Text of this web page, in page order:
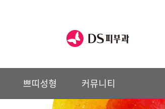
쁘띠성형 커뮤니티